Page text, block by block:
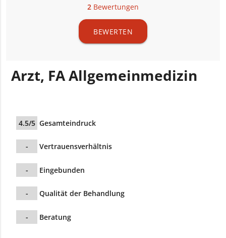
2 Bewertungen
BEWERTEN
Arzt, FA Allgemeinmedizin
4.5/5 Gesamteindruck
- Vertrauensverhältnis
- Eingebunden
- Qualität der Behandlung
- Beratung